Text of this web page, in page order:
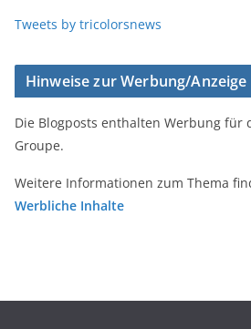
Tweets by tricolorsnews
Hinweise zur Werbung/Anzeige
Die Blogposts enthalten Werbung für
Groupe.
Weitere Informationen zum Thema
Werbliche Inhalte